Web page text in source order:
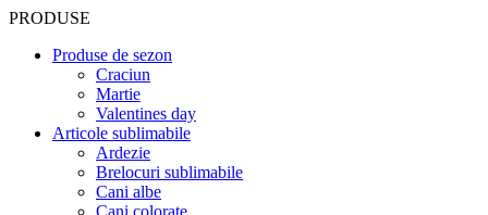
PRODUSE
Produse de sezon
Craciun
Martie
Valentines day
Articole sublimabile
Ardezie
Brelocuri sublimabile
Cani albe
Cani colorate